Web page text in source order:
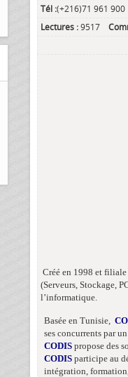
Tél :(+216)71 961 900
Lectures :9517
Créé en 1998 et
(Serveurs, Stockage,
l’informatique.
Basée en Tunisie,
ses concurrents par
CODIS propose des
CODIS participe au
intégration,